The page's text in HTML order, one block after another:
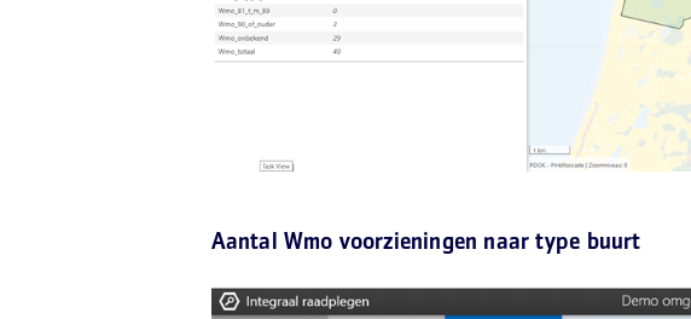
Aantal Wmo voorzieningen naar type buurt